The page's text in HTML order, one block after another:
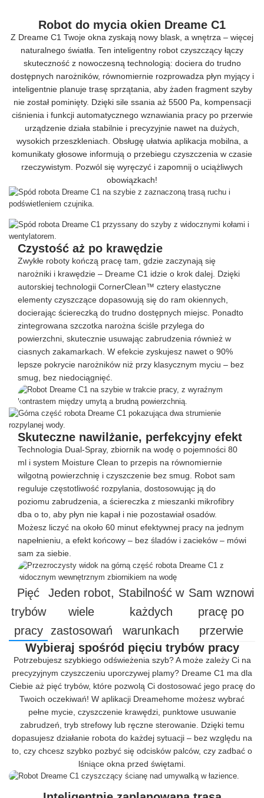
Robot do mycia okien Dreame C1
Z Dreame C1 Twoje okna zyskają nowy blask, a wnętrza – więcej
naturalnego światła. Ten inteligentny robot czyszczący łączy
skuteczność z nowoczesną technologią: dociera do trudno
dostępnych narożników, równomiernie rozprowadza płyn myjący i
inteligentnie planuje trasę sprzątania, aby żaden fragment szyby
nie został pominięty. Dzięki sile ssania aż 5500 Pa, kompensacji
ciśnienia i funkcji automatycznego wznawiania pracy po przerwie
urządzenie działa stabilnie i precyzyjnie nawet na dużych,
wysokich przeszkleniach. Obsługę ułatwia aplikacja mobilna, a
komunikaty głosowe informują o przebiegu czyszczenia w czasie
rzeczywistym. Pozwól się wyręczyć i zapomnij o uciążliwych
obowiązkach!
Czystość aż po krawędzie
Zwykłe roboty kończą pracę tam, gdzie zaczynają się
narożniki i krawędzie – Dreame C1 idzie o krok dalej. Dzięki
autorskiej technologii CornerClean™ cztery elastyczne
elementy czyszczące dopasowują się do ram okiennych,
docierając ściereczką do trudno dostępnych miejsc. Ponadto
zintegrowana szczotka narożna ściśle przylega do
powierzchni, skutecznie usuwając zabrudzenia również w
ciasnych zakamarkach. W efekcie zyskujesz nawet o 90%
lepsze pokrycie narożników niż przy klasycznym myciu – bez
smug, bez niedociągnięć.
Skuteczne nawilżanie, perfekcyjny efekt
Technologia Dual-Spray, zbiornik na wodę o pojemności 80
ml i system Moisture Clean to przepis na równomiernie
wilgotną powierzchnię i czyszczenie bez smug. Robot sam
reguluje częstotliwość rozpylania, dostosowując ją do
poziomu zabrudzenia, a ściereczka z mieszanki mikrofibry
dba o to, aby płyn nie kapał i nie pozostawiał osadów.
Możesz liczyć na około 60 minut efektywnej pracy na jednym
napełnieniu, a efekt końcowy – bez śladów i zacieków – mówi
sam za siebie.
Pięć
trybów
pracy
Jeden robot,
wiele
zastosowań
Stabilność w
każdych
warunkach
Sam wznowi
pracę po
przerwie
Wybieraj spośród pięciu trybów pracy
Potrzebujesz szybkiego odświeżenia szyb? A może zależy Ci na
precyzyjnym czyszczeniu uporczywej plamy? Dreame C1 ma dla
Ciebie aż pięć trybów, które pozwolą Ci dostosować jego pracę do
Twoich oczekiwań! W aplikacji Dreamehome możesz wybrać
pełne mycie, czyszczenie krawędzi, punktowe usuwanie
zabrudzeń, tryb strefowy lub ręczne sterowanie. Dzięki temu
dopasujesz działanie robota do każdej sytuacji – bez względu na
to, czy chcesz szybko pozbyć się odcisków palców, czy zadbać o
lśniące okna przed świętami.